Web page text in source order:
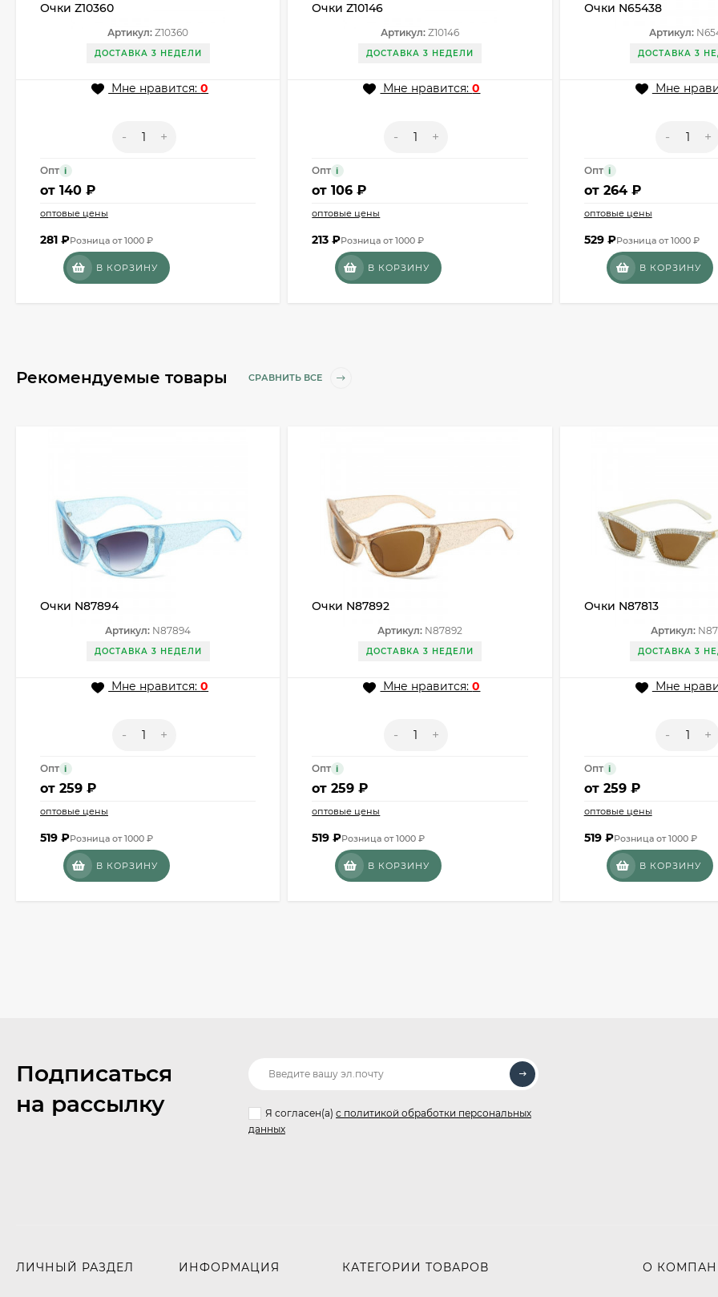
Очки Z10360
Артикул: Z10360
ДОСТАВКА 3 НЕДЕЛИ
Мне нравится:0
- +
Опт i
от 140 ₽
оптовые цены
281 ₽Розница от 1000 ₽
В КОРЗИНУ
Очки Z10146
Артикул:Z10146
ДОСТАВКА 3 НЕДЕЛИ
Мне нравится:0
- +
Опт i
от106 ₽
оптовые цены
213₽Розница от 1000 ₽
В КОРЗИНУ
Очки N65438
Артикул:
ДОСТАВКА 3
Мне
- +
Опт i
от 264 ₽
оптовые цены
529 ₽Розница от 1000 ₽
В КОРЗИНУ
Рекомендуемые товары СРАВНИТЬ ВСЕ
Очки N87894
Артикул: N87894
ДОСТАВКА 3 НЕДЕЛИ
Мне нравится:0
- +
Опт i
от 259 ₽
оптовые цены
519 ₽Розница от 1000 ₽
В КОРЗИНУ
Очки N87892
Артикул:N87892
ДОСТАВКА 3 НЕДЕЛИ
Мне нравится:0
- +
Опт i
от259 ₽
оптовые цены
519₽Розница от 1000 ₽
В КОРЗИНУ
Очки N87813
Артикул:
ДОСТАВКА 3
Мне
- +
Опт i
от 259 ₽
оптовые цены
519 ₽Розница от 1000 ₽
В КОРЗИНУ
Подписаться
на рассылку
Я согласен(a) с политикой обработки персональных
данных
ЛИЧНЫЙ РАЗДЕЛ ИНФОРМАЦИЯ КАТЕГОРИИ ТОВАРОВ О